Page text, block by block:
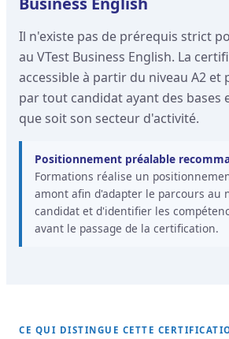
Il n'existe pas de prérequis strict
au VTest Business English. La
accessible à partir du niveau A2 et
par tout candidat ayant des bases
que soit son secteur d'activité.
Positionnement préalable
Formations réalise un
amont afin d'adapter le parcours au
candidat et d'identifier les
avant le passage de la certification.
CE QUI DISTINGUE CETTE